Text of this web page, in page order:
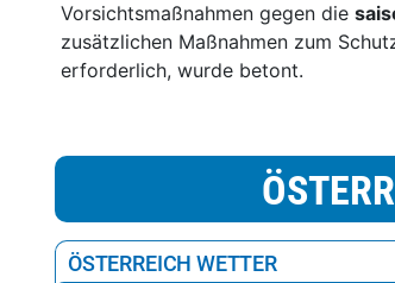
Vorsichtsmaßnahmen gegen die
zusätzlichen Maßnahmen zum
erforderlich, wurde betont.
ÖSTERREICH WETTER